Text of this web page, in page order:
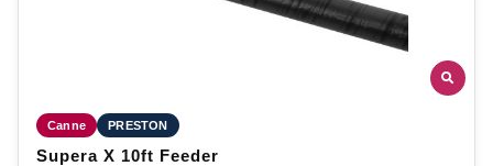
Canne PRESTON
Supera X 10ft Feeder